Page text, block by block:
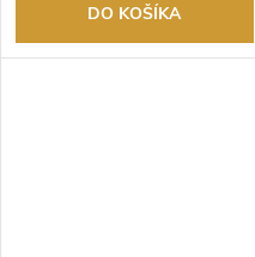
DO KOŠÍKA